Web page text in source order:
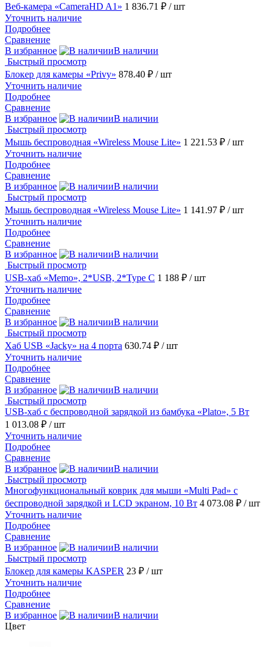
Веб-камера «CameraHD A1» 1 836.71 ₽ / шт
Уточнить наличие
Подробнее
Сравнение
В избранное
В наличии
Быстрый просмотр
Блокер для камеры «Privy» 878.40 ₽ / шт
Уточнить наличие
Подробнее
Сравнение
В избранное
В наличии
Быстрый просмотр
Мышь беспроводная «Wireless Mouse Lite» 1 221.53 ₽ / шт
Уточнить наличие
Подробнее
Сравнение
В избранное
В наличии
Быстрый просмотр
Мышь беспроводная «Wireless Mouse Lite» 1 141.97 ₽ / шт
Уточнить наличие
Подробнее
Сравнение
В избранное
В наличии
Быстрый просмотр
USB-хаб «Memo», 2*USB, 2*Type C 1 188 ₽ / шт
Уточнить наличие
Подробнее
Сравнение
В избранное
В наличии
Быстрый просмотр
Хаб USB «Jacky» на 4 порта 630.74 ₽ / шт
Уточнить наличие
Подробнее
Сравнение
В избранное
В наличии
Быстрый просмотр
USB-хаб с беспроводной зарядкой из бамбука «Plato», 5 Вт
1 013.08 ₽ / шт
Уточнить наличие
Подробнее
Сравнение
В избранное
В наличии
Быстрый просмотр
Многофункциональный коврик для мыши «Multi Pad» с
беспроводной зарядкой и LCD экраном, 10 Вт 4 073.08 ₽ / шт
Уточнить наличие
Подробнее
Сравнение
В избранное
В наличии
Быстрый просмотр
Блокер для камеры KASPER 23 ₽ / шт
Уточнить наличие
Подробнее
Сравнение
В избранное
В наличии
Цвет